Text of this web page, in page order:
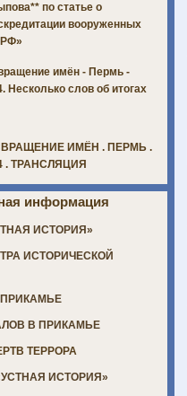
по статье о
вооруженных
имён - Пермь -
Несколько слов об итогах
ИМЁН . ПЕРМЬ .
. ТРАНСЛЯЦИЯ
информация
ИСТОРИЯ»
ИСТОРИЧЕСКОЙ
ПРИКАМЬЕ
В ПРИКАМЬЕ
ТЕРРОРА
ИСТОРИЯ»